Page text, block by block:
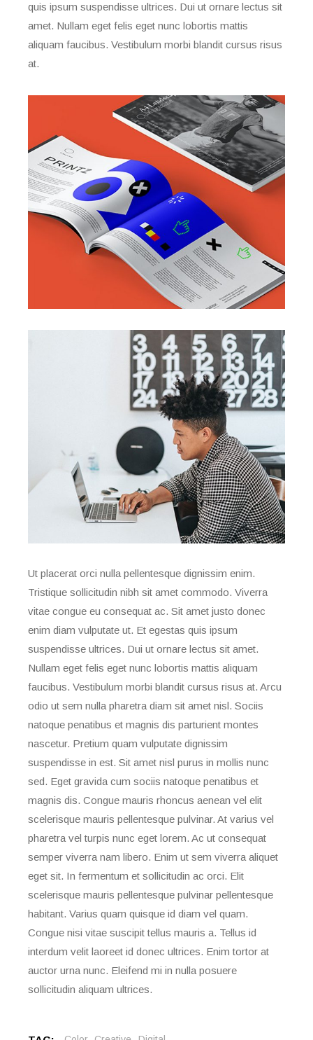
quis ipsum suspendisse ultrices. Dui ut ornare lectus sit
amet. Nullam eget felis eget nunc lobortis mattis
aliquam faucibus. Vestibulum morbi blandit cursus risus
at.
Ut placerat orci nulla pellentesque dignissim enim.
Tristique sollicitudin nibh sit amet commodo. Viverra
vitae congue eu consequat ac. Sit amet justo donec
enim diam vulputate ut. Et egestas quis ipsum
suspendisse ultrices. Dui ut ornare lectus sit amet.
Nullam eget felis eget nunc lobortis mattis aliquam
faucibus. Vestibulum morbi blandit cursus risus at. Arcu
odio ut sem nulla pharetra diam sit amet nisl. Sociis
natoque penatibus et magnis dis parturient montes
nascetur. Pretium quam vulputate dignissim
suspendisse in est. Sit amet nisl purus in mollis nunc
sed. Eget gravida cum sociis natoque penatibus et
magnis dis. Congue mauris rhoncus aenean vel elit
scelerisque mauris pellentesque pulvinar. At varius vel
pharetra vel turpis nunc eget lorem. Ac ut consequat
semper viverra nam libero. Enim ut sem viverra aliquet
eget sit. In fermentum et sollicitudin ac orci. Elit
scelerisque mauris pellentesque pulvinar pellentesque
habitant. Varius quam quisque id diam vel quam.
Congue nisi vitae suscipit tellus mauris a. Tellus id
interdum velit laoreet id donec ultrices. Enim tortor at
auctor urna nunc. Eleifend mi in nulla posuere
sollicitudin aliquam ultrices.